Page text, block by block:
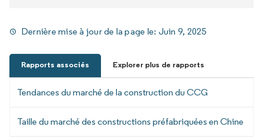
Dernière mise à jour de la page le: Juin 9, 2025
Rapports associés Explorer plus de rapports
Tendances du marché de la construction du CCG
Taille du marché des constructions préfabriquées en Chine